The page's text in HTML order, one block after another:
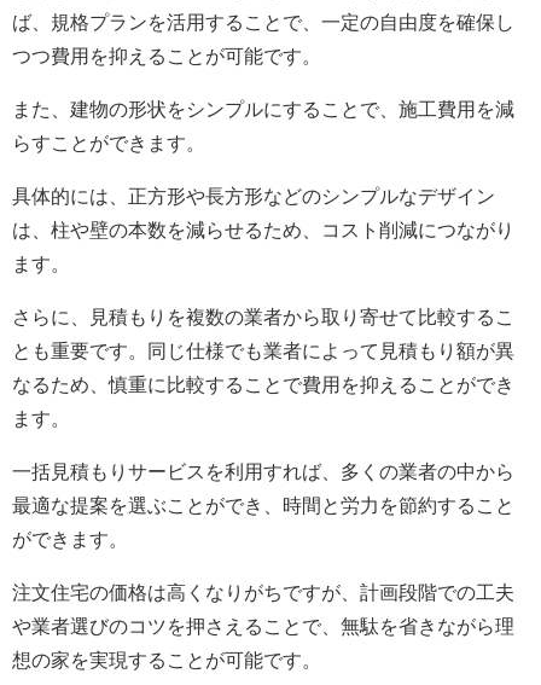
ば、規格プランを活用することで、一定の自由度を確保し
つつ費用を抑えることが可能です。
また、建物の形状をシンプルにすることで、施工費用を減
らすことができます。
具体的には、正方形や長方形などのシンプルなデザイン
は、柱や壁の本数を減らせるため、コスト削減につながり
ます。
さらに、見積もりを複数の業者から取り寄せて比較するこ
とも重要です。同じ仕様でも業者によって見積もり額が異
なるため、慎重に比較することで費用を抑えることができ
ます。
一括見積もりサービスを利用すれば、多くの業者の中から
最適な提案を選ぶことができ、時間と労力を節約すること
ができます。
注文住宅の価格は高くなりがちですが、計画段階での工夫
や業者選びのコツを押さえることで、無駄を省きながら理
想の家を実現することが可能です。